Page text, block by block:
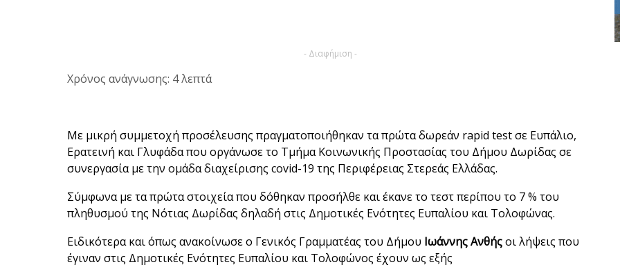
- Διαφήμιση -
Χρόνος ανάγνωσης: 4 λεπτά
Με μικρή συμμετοχή προσέλευσης πραγματοποιήθηκαν τα πρώτα δωρεάν rapid test σε Ευπάλιο,
Ερατεινή και Γλυφάδα που οργάνωσε το Τμήμα Κοινωνικής Προστασίας του Δήμου Δωρίδας σε
συνεργασία με την ομάδα διαχείρισης covid-19 της Περιφέρειας Στερεάς Ελλάδας.
Σύμφωνα με τα πρώτα στοιχεία που δόθηκαν προσήλθε και έκανε το τεστ περίπου το 7 % του
πληθυσμού της Νότιας Δωρίδας δηλαδή στις Δημοτικές Ενότητες Ευπαλίου και Τολοφώνας.
Ειδικότερα και όπως ανακοίνωσε ο Γενικός Γραμματέας του Δήμου Ιωάννης Ανθήςοι λήψεις που
έγιναν στις Δημοτικές Ενότητες Ευπαλίου και Τολοφώνος έχουν ως εξής